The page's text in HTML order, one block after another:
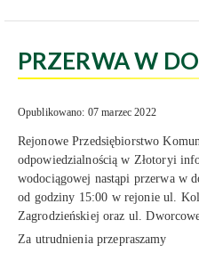
PRZERWA W
Opublikowano: 07 marzec 2022
Rejonowe Przedsiębiorstwo
odpowiedzialnością w Złotoryi
wodociągowej nastąpi przerwa w
od godziny 15:00 w rejonie ul.
Zagrodzieńskiej oraz ul.
Za utrudnienia przepraszamy